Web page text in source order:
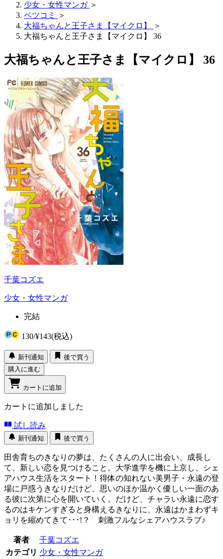
少女・女性マンガ ＞
ベツコミ
＞
大福ちゃんと王子さま【マイクロ】
＞
大福ちゃんと王子さま【マイクロ】 36
大福ちゃんと王子さま【マイクロ】 36
千葉コズエ
少女・女性マンガ
完結
130/¥143(税込)
新刊通知
後で買う
購入に進む
カートに追加
カートに追加しました
試し読み
新刊通知 後で買う
田舎育ちのきなりの夢は、たくさんの人に出会い、成長し
て、新しい恋を見つけること。大学進学を機に上京し、シェ
アハウス生活をスタート！得体の知れない美男子・永遠の登
場に戸惑うきなりだけど、思いのほか温かく優しい一面のあ
る彼に次第に心を開いていく。だけど、チャラい永遠に恋す
るのはキケンすぎると身構えるきなりに、永遠はかまわずキ
ョリを縮めてきて･･･!？ 刺激フルなシェアハウスラブ♪
著者
千葉コズエ
カテゴリ 少女・女性マンガ